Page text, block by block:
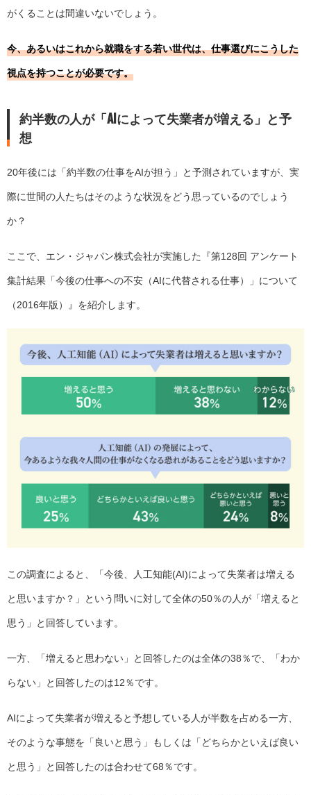
がくることは間違いないでしょう。
今、あるいはこれから就職をする若い世代は、仕事選びにこうした
視点を持つことが必要です。
約半数の人が「AIによって失業者が増える」と予
想
20年後には「約半数の仕事をAIが担う」と予測されていますが、実
際に世間の人たちはそのような状況をどう思っているのでしょう
か？
ここで、エン・ジャパン株式会社が実施した『第128回 アンケート
集計結果「今後の仕事への不安（AIに代替される仕事）」について
（2016年版）』を紹介します。
この調査によると、「今後、人工知能(AI)によって失業者は増える
と思いますか？」という問いに対して全体の50％の人が「増えると
思う」と回答しています。
一方、「増えると思わない」と回答したのは全体の38％で、「わか
らない」と回答したのは12％です。
AIによって失業者が増えると予想している人が半数を占める一方、
そのような事態を「良いと思う」もしくは「どちらかといえば良い
と思う」と回答したのは合わせて68％です。